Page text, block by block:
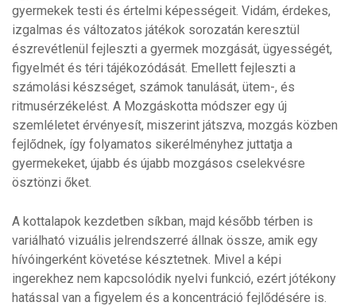
gyermekek testi és értelmi képességeit. Vidám, érdekes,
izgalmas és változatos játékok sorozatán keresztül
észrevétlenül fejleszti a gyermek mozgását, ügyességét,
figyelmét és téri tájékozódását. Emellett fejleszti a
számolási készséget, számok tanulását, ütem-, és
ritmusérzékelést. A Mozgáskotta módszer egy új
szemléletet érvényesít, miszerint játszva, mozgás közben
fejlődnek, így folyamatos sikerélményhez juttatja a
gyermekeket, újabb és újabb mozgásos cselekvésre
ösztönzi őket.
A kottalapok kezdetben síkban, majd később térben is
variálható vizuális jelrendszerré állnak össze, amik egy
hívóingerként követése késztetnek. Mivel a képi
ingerekhez nem kapcsolódik nyelvi funkció, ezért jótékony
hatással van a figyelem és a koncentráció fejlődésére is.